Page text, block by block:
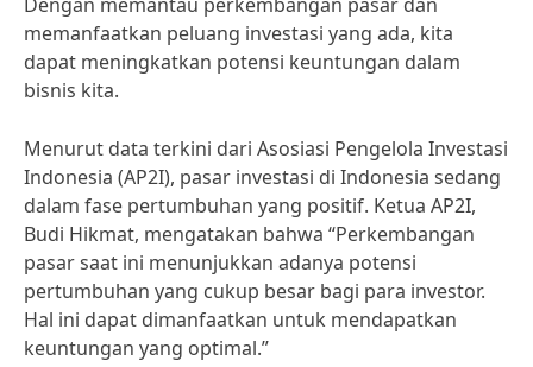
memanfaatkan peluang investasi yang ada, kita
dapat meningkatkan potensi keuntungan dalam
bisnis kita.
Menurut data terkini dari Asosiasi Pengelola Investasi
Indonesia (AP2I), pasar investasi di Indonesia sedang
dalam fase pertumbuhan yang positif. Ketua AP2I,
Budi Hikmat, mengatakan bahwa “Perkembangan
pasar saat ini menunjukkan adanya potensi
pertumbuhan yang cukup besar bagi para investor.
Hal ini dapat dimanfaatkan untuk mendapatkan
keuntungan yang optimal.”